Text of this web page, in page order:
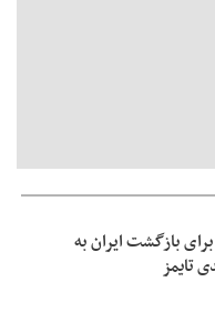
بازگشت ایران به
تایمز